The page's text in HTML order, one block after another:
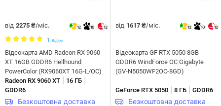
від 2275 ₴/міс. 12 10 12
1 Відгук
Відеокарта AMD Radeon RX 9060
XT 16GB GDDR6 Hellhound
PowerColor (RX9060XT 16G-L/OC)
Radeon RX 9060 XT
16 ГБ
GDDR6
Безкоштовна доставка
від 1617 ₴/міс. 12 10 12
Відеокарта GF RTX 5050 8GB
GDDR6 WindForce OC Gigabyte
(GV-N5050WF2OC-8GD)
GeForce RTX 5050 8 ГБ GDDR6
Безкоштовна доставка